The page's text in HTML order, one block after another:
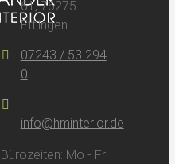
61, 76275
Ettlingen
07243 / 53 294
0
info@hminterior.de
Bürozeiten: Mo - Fr